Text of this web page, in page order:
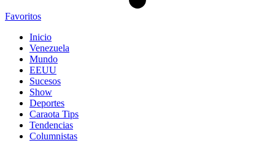
Favoritos
Inicio
Venezuela
Mundo
EEUU
Sucesos
Show
Deportes
Caraota Tips
Tendencias
Columnistas